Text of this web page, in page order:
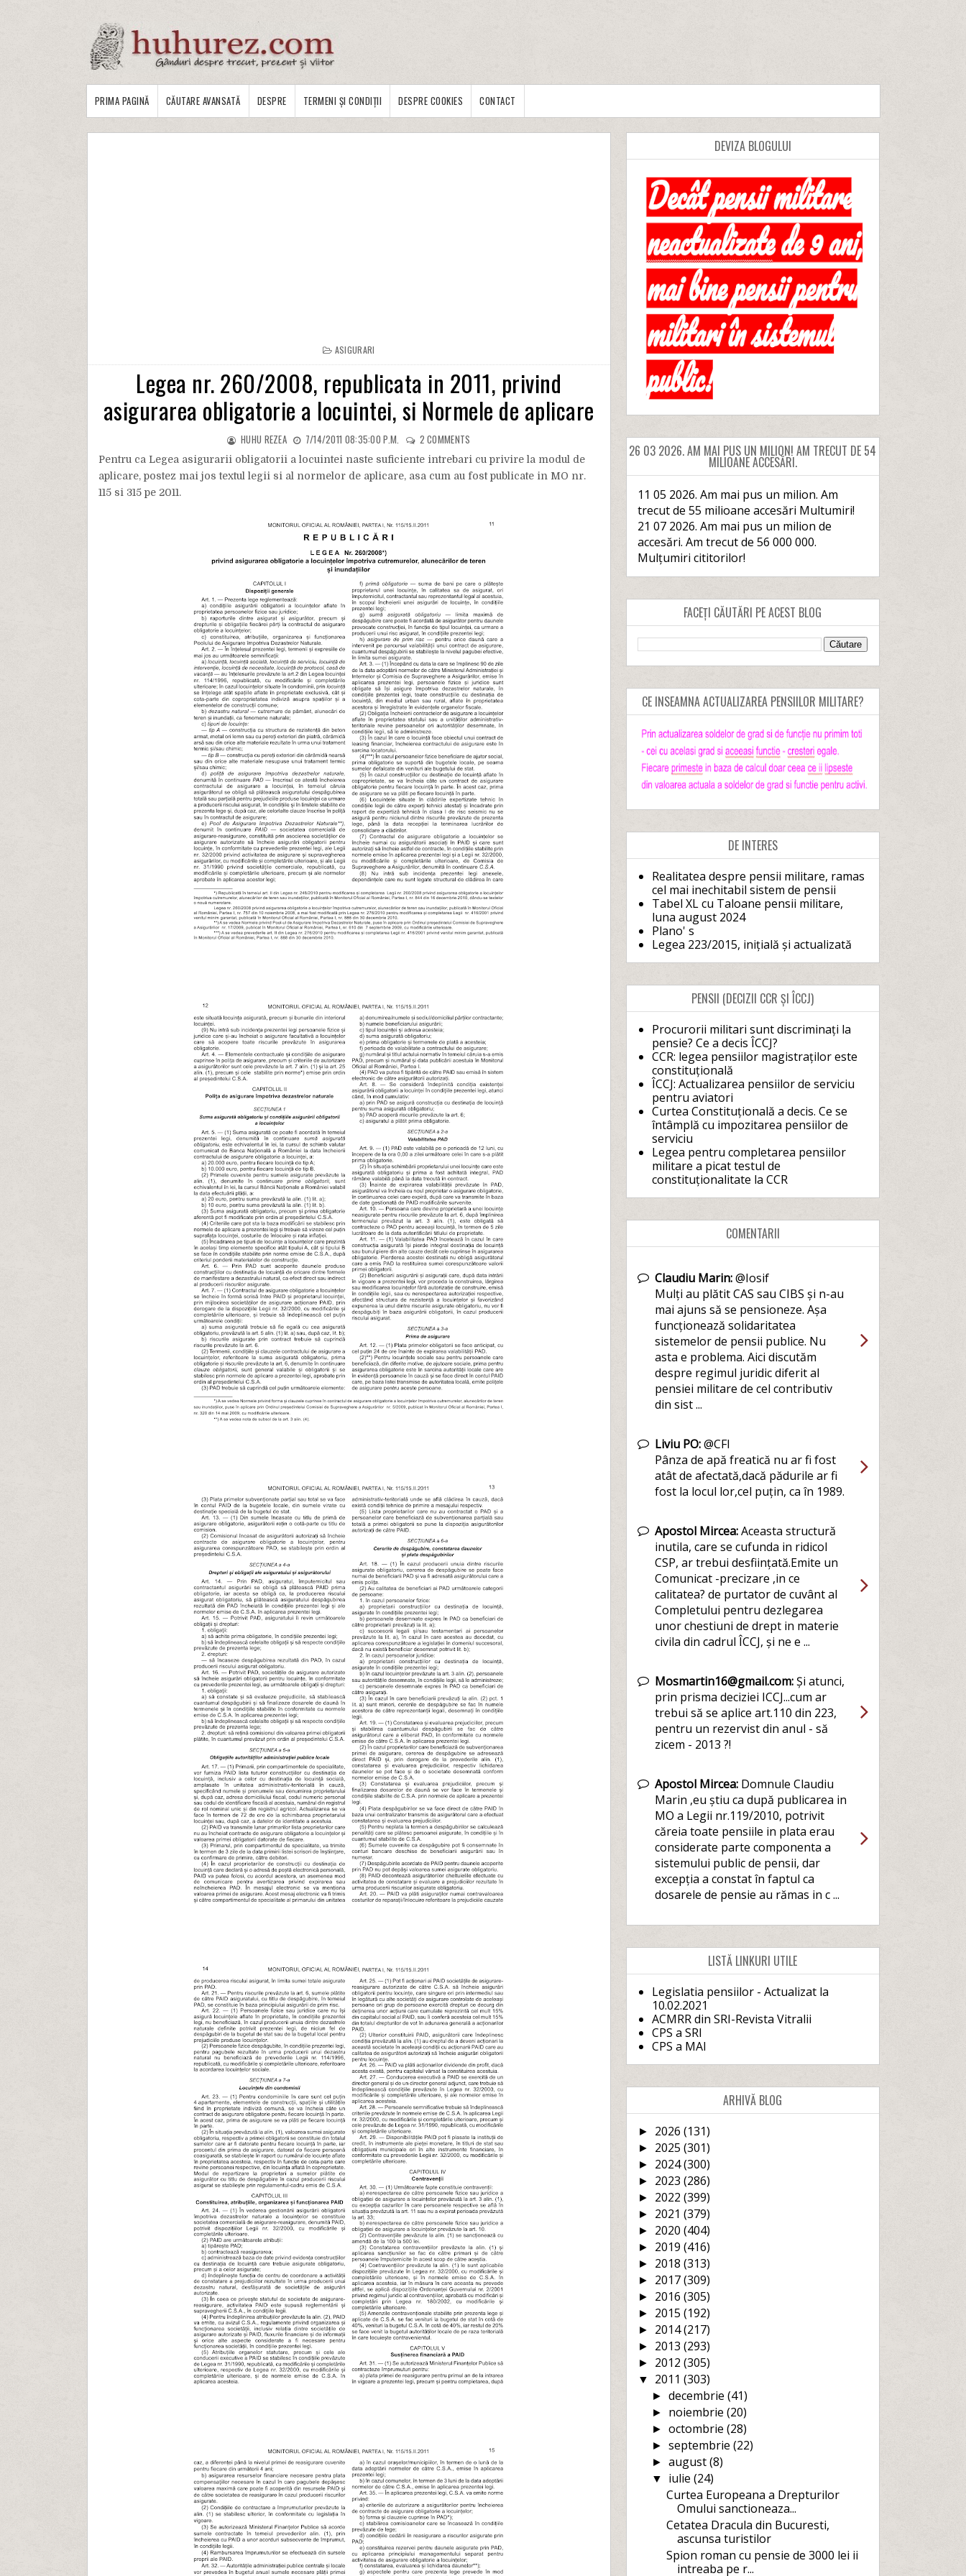
PRIMA PAGINĂ CĂUTARE AVANSATĂ DESPRE TERMENI ȘI CONDIȚII DESPRE COOKIES CONTACT
ASIGURARI
Legea nr. 260/2008, republicata in 2011, privind
asigurarea obligatorie a locuintei, si Normele de aplicare
HUHU REZEA 7/14/2011 08:35:00 P.M. 2 COMMENTS
Pentru ca Legea asigurarii obligatorii a locuintei naste suficiente intrebari cu privire la modul de
aplicare, postez mai jos textul legii si al normelor de aplicare, asa cum au fost publicate in MO nr.
115 si 315 pe 2011.
DEVIZA BLOGULUI
26 03 2026. AM MAI PUS UN MILION! AM TRECUT DE 54
MILIOANE ACCESĂRI.
11 05 2026. Am mai pus un milion. Am
trecut de 55 milioane accesări Multumiri!
21 07 2026. Am mai pus un milion de
accesări. Am trecut de 56 000 000.
Mulțumiri cititorilor!
FACEȚI CĂUTĂRI PE ACEST BLOG
CE INSEAMNA ACTUALIZAREA PENSIILOR MILITARE?
DE INTERES
Realitatea despre pensii militare, ramas
cel mai inechitabil sistem de pensii
Tabel XL cu Taloane pensii militare,
luna august 2024
Plano' s
Legea 223/2015, inițială și actualizată
PENSII (DECIZII CCR ȘI ÎCCJ)
Procurorii militari sunt discriminați la
pensie? Ce a decis ÎCCJ?
CCR: legea pensiilor magistraților este
constituțională
ÎCCJ: Actualizarea pensiilor de serviciu
pentru aviatori
Curtea Constituțională a decis. Ce se
întâmplă cu impozitarea pensiilor de
serviciu
Legea pentru completarea pensiilor
militare a picat testul de
constituționalitate la CCR
COMENTARII
Claudiu Marin:@Iosif
Mulți au plătit CAS sau CIBS și n-au
mai ajuns să se pensioneze. Așa
funcționează solidaritatea
sistemelor de pensii publice. Nu
asta e problema. Aici discutăm
despre regimul juridic diferit al
pensiei militare de cel contributiv
din sist ...
Liviu PO:@CFI
Pânza de apă freatică nu ar fi fost
atât de afectată,dacă pădurile ar fi
fost la locul lor,cel puțin, ca în 1989.
Apostol Mircea:Aceasta structură
inutila, care se cufunda in ridicol
CSP, ar trebui desființată.Emite un
Comunicat -precizare ,in ce
calitatea? de purtator de cuvânt al
Completului pentru dezlegarea
unor chestiuni de drept in materie
civila din cadrul ÎCCJ, și ne e ...
Mosmartin16@gmail.com:Și atunci,
prin prisma deciziei ICCJ...cum ar
trebui să se aplice art.110 din 223,
pentru un rezervist din anul - să
zicem - 2013 ?!
Apostol Mircea:Domnule Claudiu
Marin ,eu știu ca după publicarea in
MO a Legii nr.119/2010, potrivit
căreia toate pensiile in plata erau
considerate parte componenta a
sistemului public de pensii, dar
excepția a constat în faptul ca
dosarele de pensie au rămas in c ...
LISTĂ LINKURI UTILE
Legislatia pensiilor - Actualizat la
10.02.2021
ACMRR din SRI-Revista Vitralii
CPS a SRI
CPS a MAI
ARHIVĂ BLOG
► 2026 (131)
► 2025 (301)
► 2024(300)
► 2023 (286)
► 2022 (399)
► 2021 (379)
► 2020 (404)
► 2019 (416)
► 2018 (313)
► 2017(309)
► 2016 (305)
► 2015 (192)
► 2014(217)
► 2013 (293)
► 2012 (305)
▼ 2011 (303)
► decembrie (41)
► noiembrie (20)
► octombrie (28)
► septembrie (22)
► august(8)
▼ iulie (24)
Curtea Europeana a Drepturilor
Omului sanctioneaza...
Cetatea Dracula din Bucuresti,
ascunsa turistilor
Spion roman cu pensie de 3000 lei ii
intreaba pe r...